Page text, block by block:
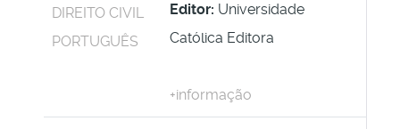
Editor: Universidade
Católica Editora
+informação